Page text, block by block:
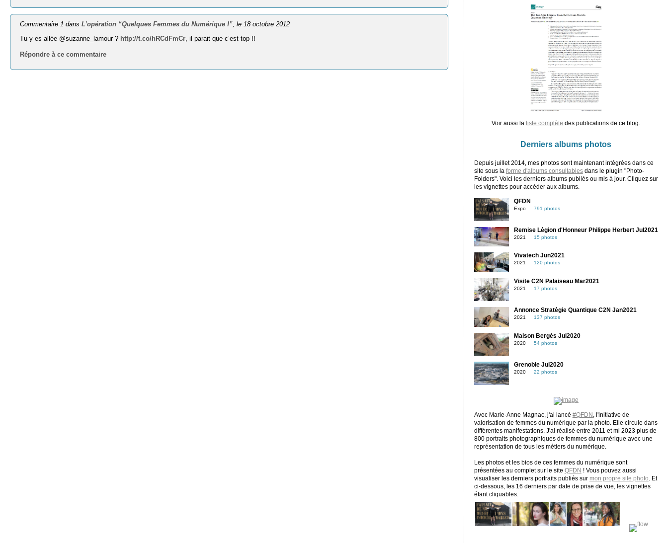
Commentaire 1 dansL’opération “Quelques Femmes du Numérique !” , le 18 octobre 2012
Tu y es allée @suzanne_lamour ? http://t.co/hRCdFmCr, il parait que c’est top !!
Répondre à ce commentaire
Voir aussi la liste complète des publications de ce blog.
Derniers albums photos
Depuis juillet 2014, mes photos sont maintenant intégrées dans ce
site sous la forme d'albums consultablesdans le plugin "Photo-
Folders". Voici les derniers albums publiés ou mis à jour. Cliquez sur
les vignettes pour accéder aux albums.
QFDN
Expo 791 photos
Remise Légion d'Honneur Philippe Herbert Jul2021
2021 15 photos
Vivatech Jun2021
2021 120 photos
Visite C2N Palaiseau Mar2021
2021 17 photos
Annonce Stratégie Quantique C2N Jan2021
2021 137 photos
Maison Bergès Jul2020
2020 54 photos
Grenoble Jul2020
2020 22 photos
Avec Marie-Anne Magnac, j'ai lancé #QFDN
, l'initiative de
valorisation de femmes du numérique par la photo. Elle circule dans
différentes manifestations. J'ai réalisé entre 2011 et mi 2023 plus de
800 portraits photographiques de femmes du numérique avec une
représentation de tous les métiers du numérique.
Les photos et les bios de ces femmes du numérique sont
présentées au complet sur le site QFDN ! Vous pouvez aussi
visualiser les derniers portraits publiés sur mon propre site photo . Et
ci-dessous, les 16 derniers par date de prise de vue, les vignettes
étant cliquables.